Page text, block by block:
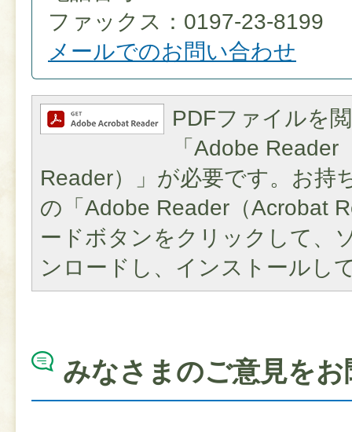
ファックス：0197-23-8199
メールでのお問い合わせ
PDFファイルを
「Adobe Reader
Reader）」が必要です。お持
の「Adobe Reader（Acrobat
ードボタンをクリックして、
ンロードし、インストールし
みなさまのご意見を